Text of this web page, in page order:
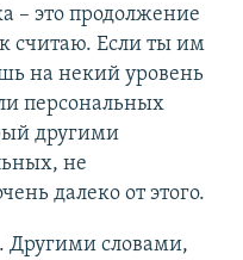
– это продолжение
считаю. Если ты им
на некий уровень
персональных
другими
не
далеко от этого.
Другими словами,